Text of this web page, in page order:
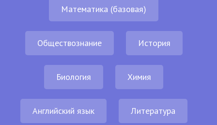
Математика (базовая)
Обществознание История
Биология Химия
Английский язык Литература